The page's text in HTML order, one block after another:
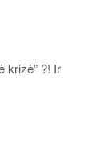
krizė” ?! Ir